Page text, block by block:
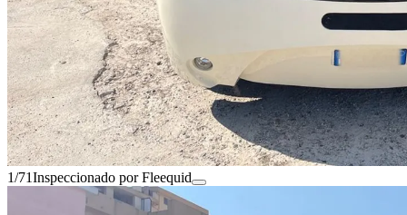
1/71Inspeccionado por Fleequid